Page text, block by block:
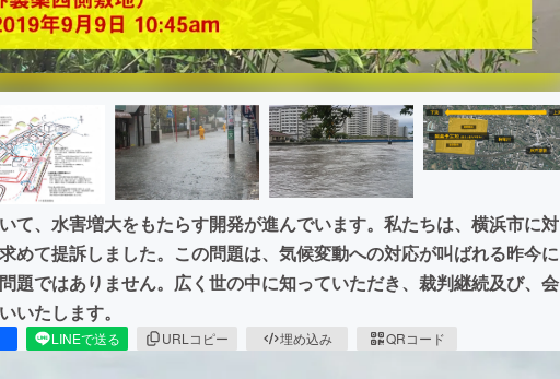
て、水害増大をもたらす開発が進んでいます。私たちは、横浜市に対
めて提訴しました。この問題は、気候変動への対応が叫ばれる昨今に
題ではありません。広く世の中に知っていただき、裁判継続及び、会
いたします。
LINEで送る URLコピー 埋め込み QRコード